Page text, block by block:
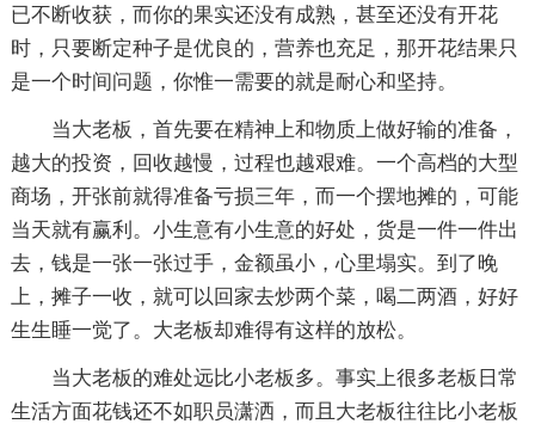
已不断收获，而你的果实还没有成熟，甚至还没有开花
时，只要断定种子是优良的，营养也充足，那开花结果只
是一个时间问题，你惟一需要的就是耐心和坚持。
当大老板，首先要在精神上和物质上做好输的准备，
越大的投资，回收越慢，过程也越艰难。一个高档的大型
商场，开张前就得准备亏损三年，而一个摆地摊的，可能
当天就有赢利。小生意有小生意的好处，货是一件一件出
去，钱是一张一张过手，金额虽小，心里塌实。到了晚
上，摊子一收，就可以回家去炒两个菜，喝二两酒，好好
生生睡一觉了。大老板却难得有这样的放松。
当大老板的难处远比小老板多。事实上很多老板日常
生活方面花钱还不如职员潇洒，而且大老板往往比小老板